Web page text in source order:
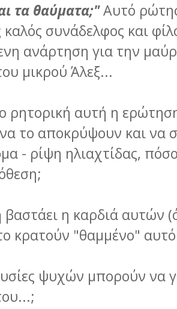
τα θαύματα;"Αυτό
συνάδελφος και
ανάρτηση για την
μικρού Άλεξ...
ρητορική αυτή η
το αποκρύψουν και να
- ρίψη ηλιαχτίδας,
η καρδιά αυτών
κρατούν "θαμμένο"
ψυχών μπορούν να